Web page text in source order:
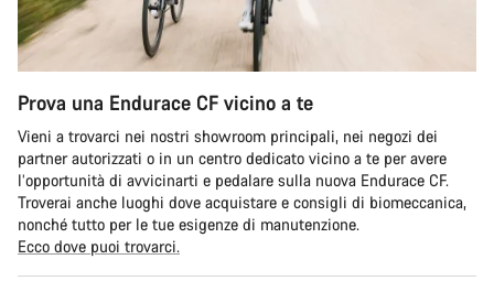
Prova una Endurace CF vicino a te
Vieni a trovarci nei nostri showroom principali, nei negozi dei
partner autorizzati o in un centro dedicato vicino a te per avere
l’opportunità di avvicinarti e pedalare sulla nuova Endurace CF.
Troverai anche luoghi dove acquistare e consigli di biomeccanica,
nonché tutto per le tue esigenze di manutenzione.
Ecco dove puoi trovarci.